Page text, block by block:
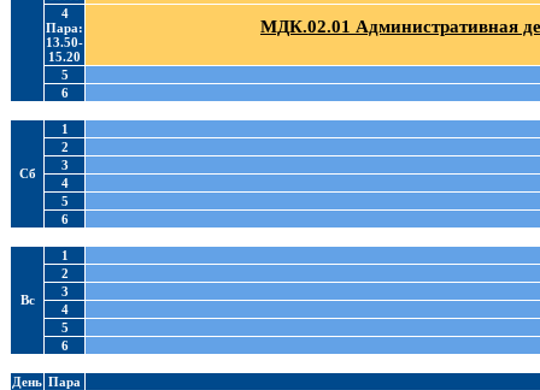
4
Пара:
13.50-
15.20
МДК.02.01 Административная
5
6
Сб
1
2
3
4
5
6
Вс
1
2
3
4
5
6
День Пара